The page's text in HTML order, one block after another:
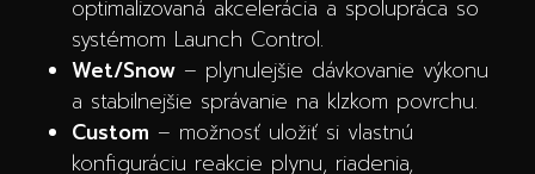
optimalizovaná akcelerácia a spolupráca so
systémom Launch Control.
Wet/Snow – plynulejšie dávkovanie výkonu
a stabilnejšie správanie na klzkom povrchu.
Custom – možnosť uložiť si vlastnú
konfiguráciu reakcie plynu, riadenia,